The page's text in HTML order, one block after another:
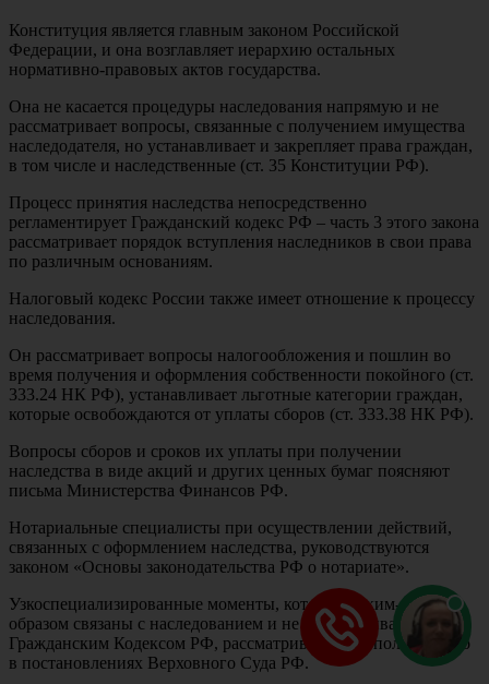
Конституция является главным законом Российской
Федерации, и она возглавляет иерархию остальных
нормативно-правовых актов государства.
Она не касается процедуры наследования напрямую и не
рассматривает вопросы, связанные с получением имущества
наследодателя, но устанавливает и закрепляет права граждан,
в том числе и наследственные (ст. 35 Конституции РФ).
Процесс принятия наследства непосредственно
регламентирует Гражданский кодекс РФ – часть 3 этого закона
рассматривает порядок вступления наследников в свои права
по различным основаниям.
Налоговый кодекс России также имеет отношение к процессу
наследования.
Он рассматривает вопросы налогообложения и пошлин во
время получения и оформления собственности покойного (ст.
333.24 НК РФ), устанавливает льготные категории граждан,
которые освобождаются от уплаты сборов (ст. 333.38 НК РФ).
Вопросы сборов и сроков их уплаты при получении
наследства в виде акций и других ценных бумаг поясняют
письма Министерства Финансов РФ.
Нотариальные специалисты при осуществлении действий,
связанных с оформлением наследства, руководствуются
законом «Основы законодательства РФ о нотариате».
Узкоспециализированные моменты, которые каким-то
образом связаны с наследованием и не рассматриваются
Гражданским Кодексом РФ, рассматриваются дополнительно
в постановлениях Верховного Суда РФ.